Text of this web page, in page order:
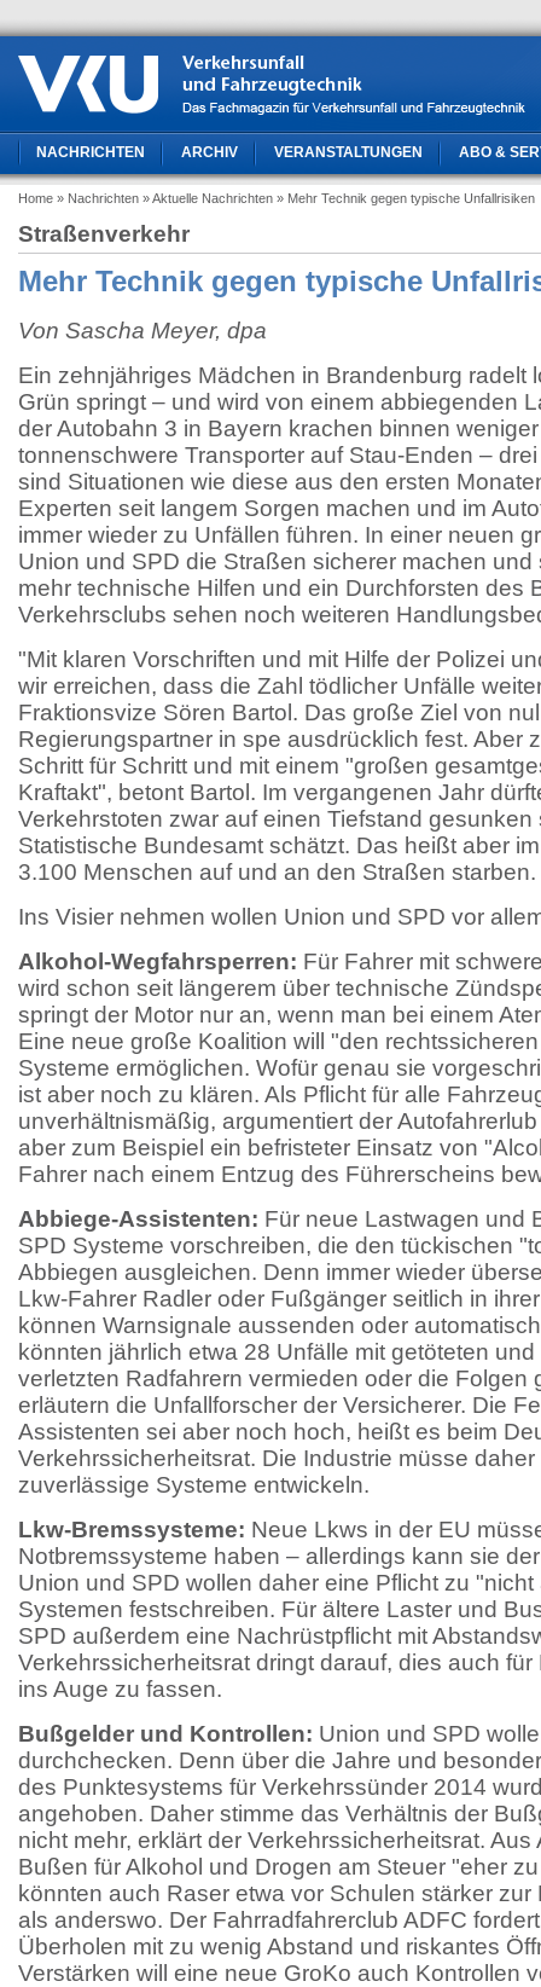
NACHRICHTEN ARCHIV VERANSTALTUNGEN ABO &
Home » Nachrichten » Aktuelle Nachrichten » Mehr Technik gegen typische Unfallrisiken
Straßenverkehr
Mehr Technik gegen typische
Von Sascha Meyer, dpa
Ein zehnjähriges Mädchen in Brandenburg radelt
Grün springt – und wird von einem abbiegenden
der Autobahn 3 in Bayern krachen binnen
tonnenschwere Transporter auf Stau-Enden –
sind Situationen wie diese aus den ersten
Experten seit langem Sorgen machen und im
immer wieder zu Unfällen führen. In einer neuen
Union und SPD die Straßen sicherer machen
mehr technische Hilfen und ein Durchforsten des
Verkehrsclubs sehen noch weiteren
"Mit klaren Vorschriften und mit Hilfe der Polizei
wir erreichen, dass die Zahl tödlicher Unfälle
Fraktionsvize Sören Bartol. Das große Ziel von
Regierungspartner in spe ausdrücklich fest. Aber
Schritt für Schritt und mit einem "großen
Kraftakt", betont Bartol. Im vergangenen Jahr
Verkehrstoten zwar auf einen Tiefstand gesunken
Statistische Bundesamt schätzt. Das heißt aber
3.100 Menschen auf und an den Straßen starben.
Ins Visier nehmen wollen Union und SPD vor
Alkohol-Wegfahrsperren: Für Fahrer mit
wird schon seit längerem über technische
springt der Motor nur an, wenn man bei einem
Eine neue große Koalition will "den
Systeme ermöglichen. Wofür genau sie
ist aber noch zu klären. Als Pflicht für alle
unverhältnismäßig, argumentiert der
aber zum Beispiel ein befristeter Einsatz von
Fahrer nach einem Entzug des Führerscheins
Abbiege-Assistenten: Für neue Lastwagen und
SPD Systeme vorschreiben, die den tückischen
Abbiegen ausgleichen. Denn immer wieder
Lkw-Fahrer Radler oder Fußgänger seitlich in
können Warnsignale aussenden oder
könnten jährlich etwa 28 Unfälle mit getöteten
verletzten Radfahrern vermieden oder die Folgen
erläutern die Unfallforscher der Versicherer. Die
Assistenten sei aber noch hoch, heißt es beim
Verkehrssicherheitsrat. Die Industrie müsse
zuverlässige Systeme entwickeln.
Lkw-Bremssysteme: Neue Lkws in der EU
Notbremssysteme haben – allerdings kann sie
Union und SPD wollen daher eine Pflicht zu
Systemen festschreiben. Für ältere Laster und
SPD außerdem eine Nachrüstpflicht mit
Verkehrssicherheitsrat dringt darauf, dies auch
ins Auge zu fassen.
Bußgelder und Kontrollen: Union und SPD
durchchecken. Denn über die Jahre und
des Punktesystems für Verkehrssünder 2014
angehoben. Daher stimme das Verhältnis der
nicht mehr, erklärt der Verkehrssicherheitsrat. Aus
Bußen für Alkohol und Drogen am Steuer "eher
könnten auch Raser etwa vor Schulen stärker
als anderswo. Der Fahrradfahrerclub ADFC
Überholen mit zu wenig Abstand und riskantes
Verstärken will eine neue GroKo auch Kontrollen